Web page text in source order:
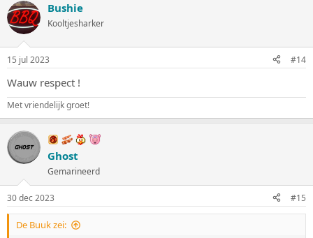
r
d
e
n
e
n
:
Bushie
Kooltjesharker
15 jul 2023 #14
Wauw respect !
Met vriendelijk groet!
Ghost
Gemarineerd
30 dec 2023 #15
De Buuk zei: